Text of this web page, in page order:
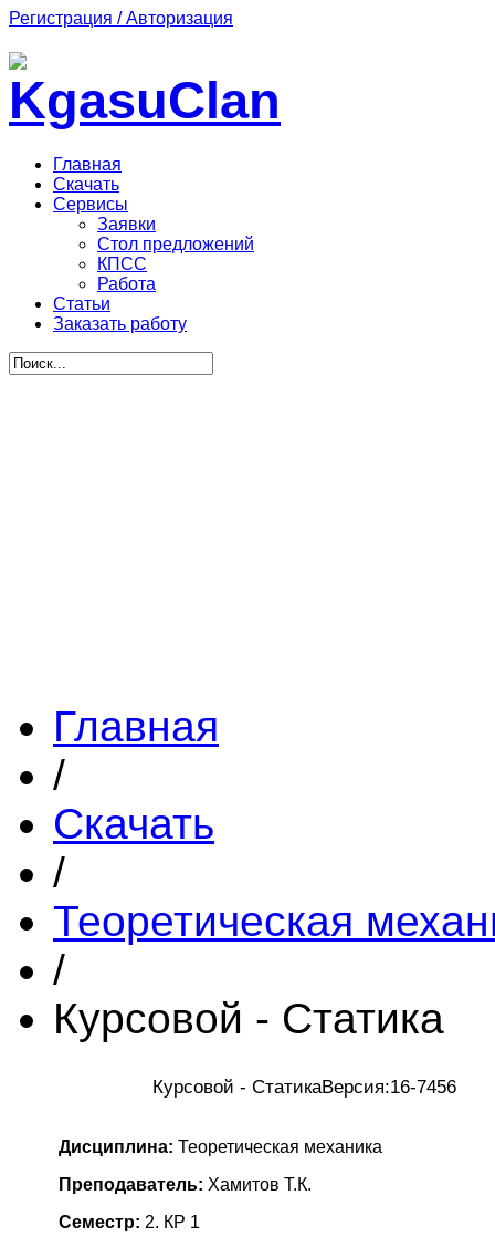
Регистрация / Авторизация
Главная
Скачать
Сервисы
Заявки
Стол предложений
КПСС
Работа
Статьи
Заказать работу
Главная
/
Скачать
/
Теоретическая
/
Курсовой - Статика
Курсовой - СтатикаВерсия:16-7456
Дисциплина: Теоретическая механика
Преподаватель: Хамитов Т.К.
Семестр: 2. КР 1